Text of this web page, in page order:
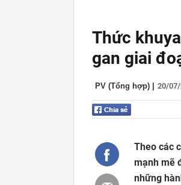
Thức
gan giai
PV (Tổng hợp) 20/07/
Theo các
mạnh mẽ
những